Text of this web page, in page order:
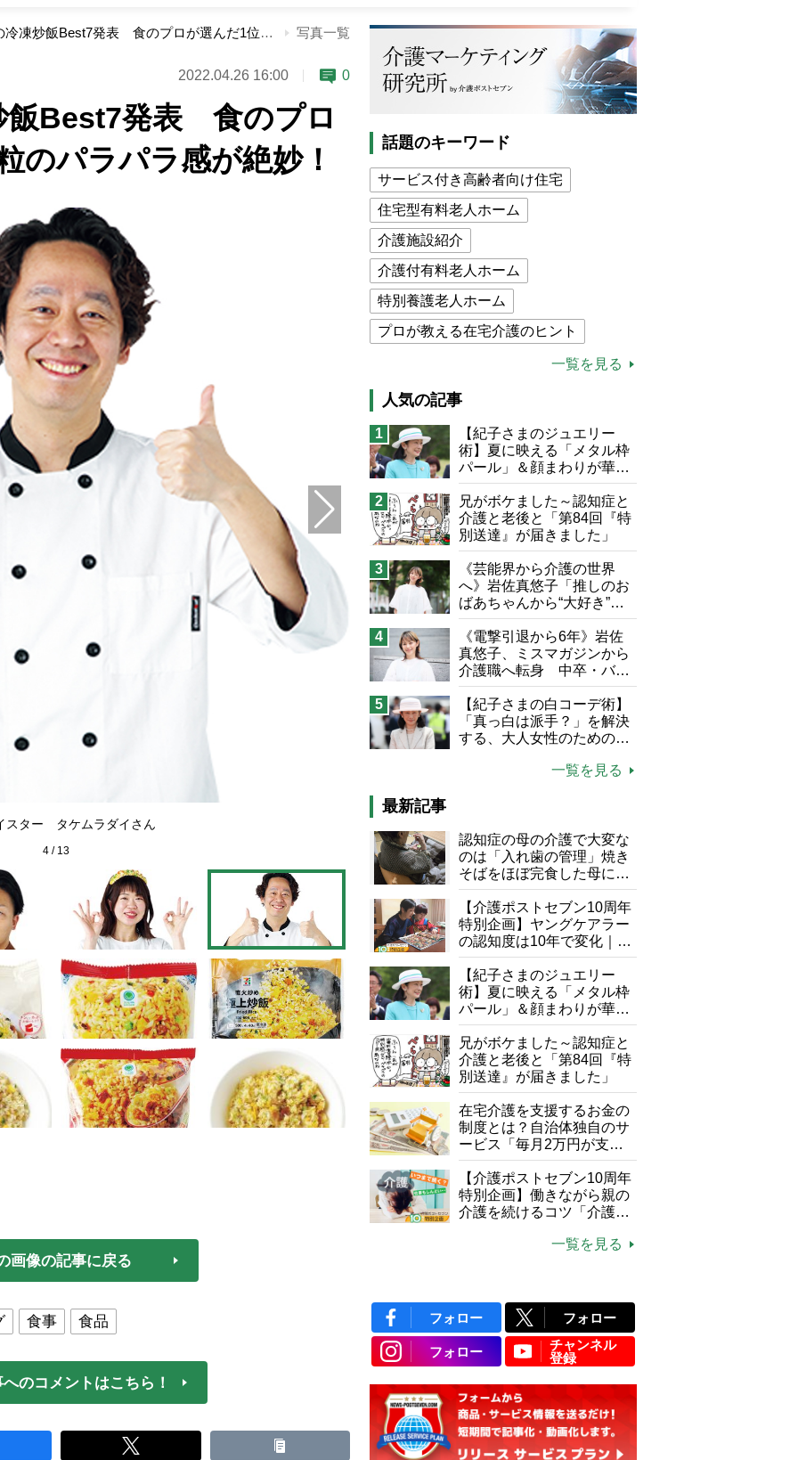
コンビニの冷凍炒飯Best7発表 食のプロが選んだ1位は米粒のパラパラ感が絶妙！ 写真一覧
2022.04.26 16:00 0
飯Best7発表 食のプロ
のパラパラ感が絶妙！
スター タケムラダイさん
【7位】ローソン『ローソンオリジナル 4種の具材が入ったパラッと香ばしい
飯』450g 298円
4 / 13
画像の記事に戻る
食事 食品
のコメントはこちら！
話題のキーワード
サービス付き高齢者向け住宅
住宅型有料老人ホーム
介護施設紹介
介護付有料老人ホーム
特別養護老人ホーム
プロが教える在宅介護のヒント
介護食
高木ブー
ケアマネジャー
猫が母になつきません
息子の遠距離介護サバイバル術
兄がボケました
便利なサービス
予防法
一覧を見る
人気の記事
1
【紀子さまのジュエリー
術】夏に映える「メタル枠
パール」＆顔まわりが華や
ぐ「揺れる一粒」の使い分
け方
2
兄がボケました～認知症と
介護と老後と「第84回『特
別送達』が届きました」
3
《芸能界から介護の世界
へ》岩佐真悠子「推しのお
ばあちゃんから“大好き”を
もらえる」理不尽さも吹き
飛ぶ“やりがい”、介護の現
場は「愛おしい」
4
《電撃引退から6年》岩佐
真悠子、ミスマガジンから
介護職へ転身 中卒・バイ
ト経験ゼロの彼女が見つけ
た“居場所”「社会の役に立
ちながら自分らしくいられ
る」
5
【紀子さまの白コーデ術】
「真っ白は派手？」を解決
する、大人女性のための上
一覧を見る
最新記事
認知症の母の介護で大変な
のは「入れ歯の管理」焼き
そばをほぼ完食した母に息
子が血の気が引いた理由
【介護ポストセブン10周年
特別企画】ヤングケアラー
の認知度は10年で変化｜流
行語大賞にノミネート、法
律にも明記されたが果たし
て現在は？
【紀子さまのジュエリー
術】夏に映える「メタル枠
パール」＆顔まわりが華や
ぐ「揺れる一粒」の使い分
け方
兄がボケました～認知症と
介護と老後と「第84回『特
別送達』が届きました」
在宅介護を支援するお金の
制度とは？自治体独自のサ
ービス「毎月2万円が支給
される」ケースも【FP解
説】
【介護ポストセブン10周年
特別企画】働きながら親の
介護を続けるコツ「介護は
のフェーズに分けて考えて
一覧を見る
フォロー フォロー
フォロー
チャンネル
登録